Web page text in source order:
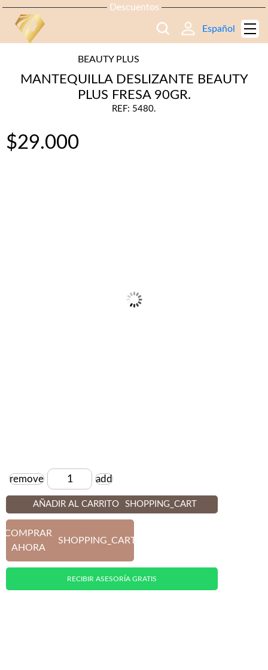
Descuentos
Español
BEAUTY PLUS
MANTEQUILLA DESLIZANTE BEAUTY
PLUS FRESA 90GR.
REF: 5480.
$29.000
Cantidad
remove add
AÑADIR AL CARRITO SHOPPING_CART
COMPRAR
AHORA
SHOPPING_CART
RECIBIR ASESORÍA GRATIS